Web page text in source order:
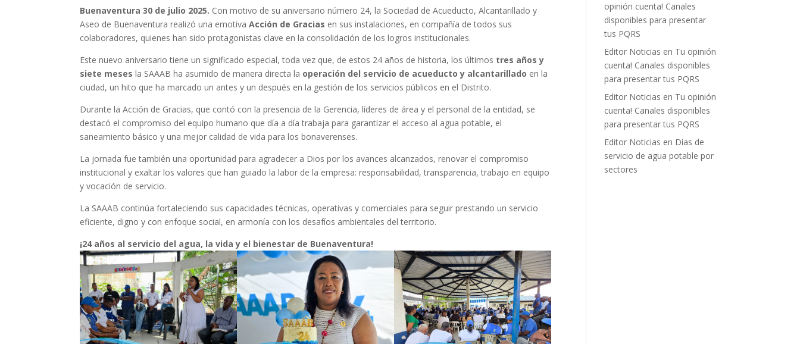
Buenaventura 30 de julio 2025. Con motivo de su aniversario número 24, la Sociedad de Acueducto, Alcantarillado y
Aseo de Buenaventura realizó una emotivaAcción de Gracias en sus instalaciones, en compañía de todos sus
colaboradores, quienes han sido protagonistas clave en la consolidación de los logros institucionales.
Este nuevo aniversario tiene un significado especial, toda vez que, de estos 24 años de historia, los últimos tres años y
siete meses la SAAAB ha asumido de manera directa la operación del servicio de acueducto y alcantarillado en la
ciudad, un hito que ha marcado un antes y un después en la gestión de los servicios públicos en el Distrito.
Durante la Acción de Gracias, que contó con la presencia de la Gerencia, líderes de área y el personal de la entidad, se
destacó el compromiso del equipo humano que día a día trabaja para garantizar el acceso al agua potable, el
saneamiento básico y una mejor calidad de vida para los bonaverenses.
La jornada fue también una oportunidad para agradecer a Dios por los avances alcanzados, renovar el compromiso
institucional y exaltar los valores que han guiado la labor de la empresa: responsabilidad, transparencia, trabajo en equipo
y vocación de servicio.
La SAAAB continúa fortaleciendo sus capacidades técnicas, operativas y comerciales para seguir prestando un servicio
eficiente, digno y con enfoque social, en armonía con los desafíos ambientales del territorio.
¡24 años al servicio del agua, la vida y el bienestar de Buenaventura!
opinión cuenta! Canales
disponibles para presentar
tus PQRS
Editor Noticias en Tu opinión
cuenta! Canales disponibles
para presentar tus PQRS
Editor Noticias en Tu opinión
cuenta! Canales disponibles
para presentar tus PQRS
Editor Noticias en Días de
servicio de agua potable por
sectores